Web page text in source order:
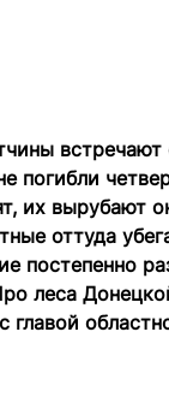
погибли
их вырубают
оттуда
постепенно
леса